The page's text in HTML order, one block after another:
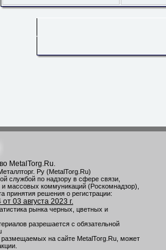
MetalTorg.Ru
Ру (MetalTorg.Ru)
службой по надзору в сфере связи,
массовых коммуникаций (Роскомнадзор),
принятия решения о регистрации:
03 августа 2023 г.
рынка черных, цветных и
разрешается с обязательной
на сайте MetalTorg.Ru, может